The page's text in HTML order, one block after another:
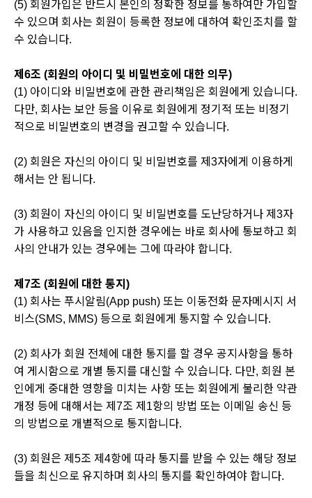
(5) 회원가입은 반드시 본인의 정확한 정보를 통하여만 가입할
수 있으며 회사는 회원이 등록한 정보에 대하여 확인조치를 할
수 있습니다.
제6조 (회원의 아이디 및 비밀번호에 대한 의무)
(1) 아이디와 비밀번호에 관한 관리책임은 회원에게 있습니다.
다만, 회사는 보안 등을 이유로 회원에게 정기적 또는 비정기
적으로 비밀번호의 변경을 권고할 수 있습니다.
(2) 회원은 자신의 아이디 및 비밀번호를 제3자에게 이용하게
해서는 안 됩니다.
(3) 회원이 자신의 아이디 및 비밀번호를 도난당하거나 제3자
가 사용하고 있음을 인지한 경우에는 바로 회사에 통보하고 회
사의 안내가 있는 경우에는 그에 따라야 합니다.
제7조 (회원에 대한 통지)
(1) 회사는 푸시알림(App push) 또는 이동전화 문자메시지 서
비스(SMS, MMS) 등으로 회원에게 통지할 수 있습니다.
(2) 회사가 회원 전체에 대한 통지를 할 경우 공지사항을 통하
여 게시함으로 개별 통지를 대신할 수 있습니다. 다만, 회원 본
인에게 중대한 영향을 미치는 사항 또는 회원에게 불리한 약관
개정 등에 대해서는 제7조 제1항의 방법 또는 이메일 송신 등
의 방법으로 개별적으로 통지합니다.
(3) 회원은 제5조 제4항에 따라 통지를 받을 수 있는 해당 정보
들을 최신으로 유지하며 회사의 통지를 확인하여야 합니다.